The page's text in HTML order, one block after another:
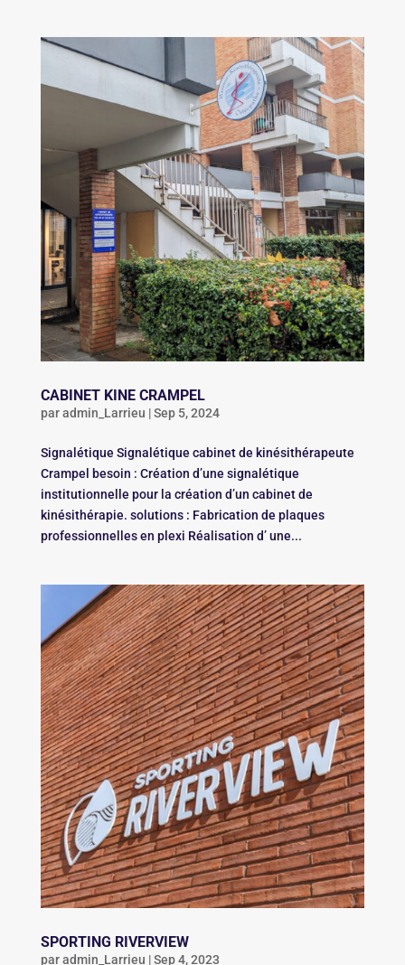
CABINET KINE CRAMPEL
paradmin_Larrieu |Sep 5, 2024
Signalétique Signalétique cabinet de kinésithérapeute
Crampel besoin : Création d’une signalétique
institutionnelle pour la création d’un cabinet de
kinésithérapie. solutions : Fabrication de plaques
professionnelles en plexi Réalisation d’ une...
SPORTING RIVERVIEW
paradmin_Larrieu |Sep 4, 2023